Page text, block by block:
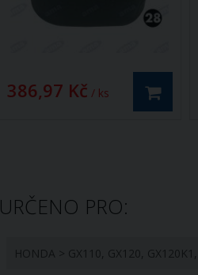
386,97 Kč / ks
URČENO PRO:
HONDA > GX110, GX120,